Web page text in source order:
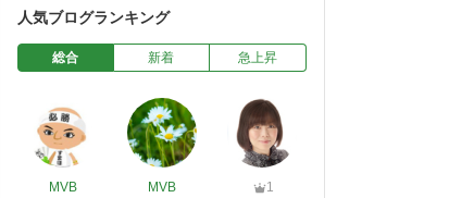
人気ブログランキング
総合 新着 急上昇
MVB
MVB
1